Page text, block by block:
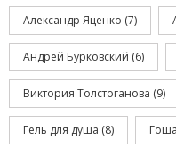
Александр Яценко (7)
Андрей Бурковский (6)
Виктория Толстоганова (9)
Гель для душа (8)